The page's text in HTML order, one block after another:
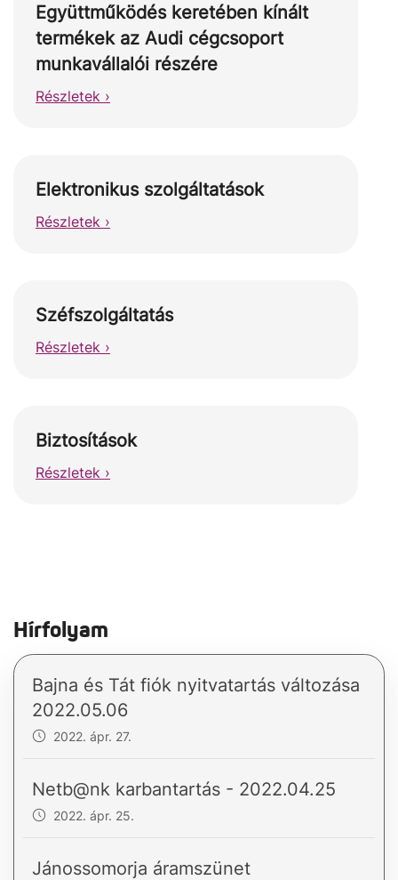
Együttműködés keretében kínált
termékek az Audi cégcsoport
munkavállalói részére
Részletek ›
Elektronikus szolgáltatások
Részletek ›
Széfszolgáltatás
Részletek ›
Biztosítások
Részletek ›
Hírfolyam
Bajna és Tát fiók nyitvatartás változása
2022.05.06
2022. ápr. 27.
Netb@nk karbantartás - 2022.04.25
2022. ápr. 25.
Jánossomorja áramszünet